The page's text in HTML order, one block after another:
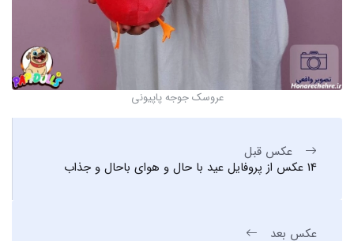
عروسک جوجه پاپیونی
عکس قبل
14 عکس از پروفایل عید با حال و هوای باحال و جذاب
عکس بعد